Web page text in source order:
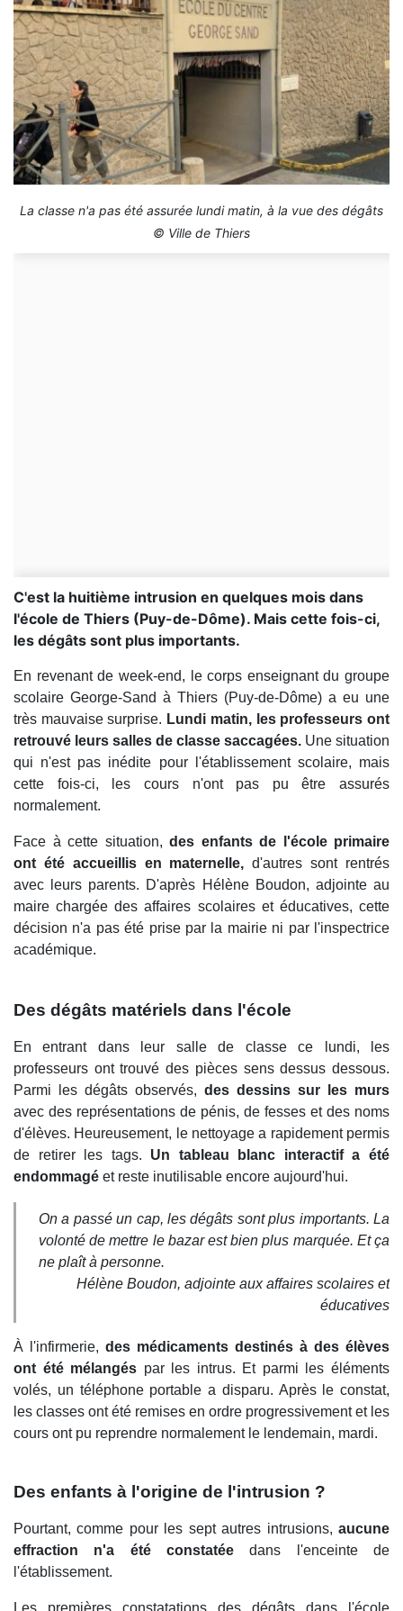
La classe n'a pas été assurée lundi matin, à la vue des dégâts
© Ville de Thiers
C'est la huitième intrusion en quelques mois dans
l'école de Thiers (Puy-de-Dôme). Mais cette fois-ci,
les dégâts sont plus importants.
En revenant de week-end, le corps enseignant du groupe
scolaire George-Sand à Thiers (Puy-de-Dôme) a eu une
très mauvaise surprise. Lundi matin, les professeurs ont
retrouvé leurs salles de classe saccagées. Une situation
qui n'est pas inédite pour l'établissement scolaire, mais
cette fois-ci, les cours n'ont pas pu être assurés
normalement.
Face à cette situation, des enfants de l'école primaire
ont été accueillis en maternelle,d'autres sont rentrés
avec leurs parents. D'après Hélène Boudon, adjointe au
maire chargée des affaires scolaires et éducatives, cette
décision n'a pas été prise par la mairie ni par l'inspectrice
académique.
Des dégâts matériels dans l'école
En entrant dans leur salle de classe ce lundi, les
professeurs ont trouvé des pièces sens dessus dessous.
Parmi les dégâts observés, des dessins sur les murs
avec des représentations de pénis, de fesses et des noms
d'élèves. Heureusement, le nettoyage a rapidement permis
de retirer les tags. Un tableau blanc interactif a été
endommagé et reste inutilisable encore aujourd'hui.
On a passé un cap, les dégâts sont plus importants. La
volonté de mettre le bazar est bien plus marquée. Et ça
ne plaît à personne.
Hélène Boudon, adjointe aux affaires scolaires et
éducatives
À l'infirmerie, des médicaments destinés à des élèves
ont été mélangés par les intrus. Et parmi les éléments
volés, un téléphone portable a disparu. Après le constat,
les classes ont été remises en ordre progressivement et les
cours ont pu reprendre normalement le lendemain, mardi.
Des enfants à l'origine de l'intrusion ?
Pourtant, comme pour les sept autres intrusions, aucune
effraction n'a été constatée dans l'enceinte de
l'établissement.